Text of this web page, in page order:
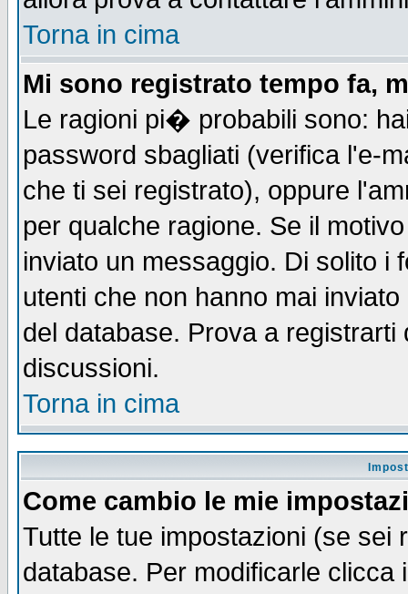
Torna in cima
Mi sono registrato tempo fa,
Le ragioni pi� probabili sono:
password sbagliati (verifica l'e-
che ti sei registrato), oppure
per qualche ragione. Se il
inviato un messaggio. Di solito i
utenti che non hanno mai
del database. Prova a
discussioni.
Torna in cima
Come cambio le mie
Tutte le tue impostazioni (se sei
database. Per modificarle clicca